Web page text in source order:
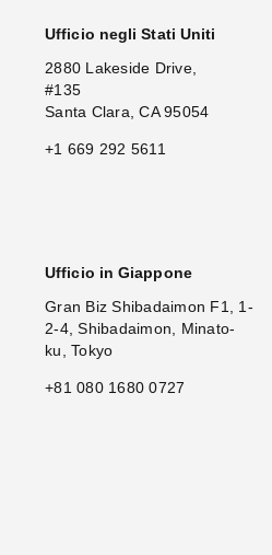
Ufficio negli Stati Uniti
2880 Lakeside Drive,
#135
Santa Clara, CA 95054
+1 669 292 5611
Ufficio in Giappone
Gran Biz Shibadaimon F1, 1-
2-4, Shibadaimon, Minato-
ku, Tokyo
+81 080 1680 0727